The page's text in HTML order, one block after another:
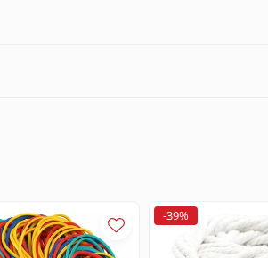
-39%